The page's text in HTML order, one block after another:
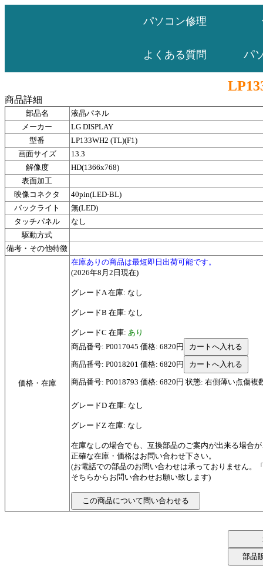
パソコン修理
よくある質問 パ
商品詳細
部品名
液晶パネル
メーカー
LG DISPLAY
型番
LP133WH2 (TL)(F1)
画面サイズ
13.3
解像度
HD(1366x768)
表面加工
映像コネクタ
40pin(LED-BL)
バックライト
無(LED)
タッチパネル
なし
駆動方式
備考・その他特徴
価格・在庫
在庫ありの商品は最短即日出荷可能です。
(2026年8月2日現在)
グレードA 在庫: なし
グレードB 在庫: なし
グレードC 在庫: あり
商品番号: P0017045 価格: 6820円
商品番号: P0018201 価格: 6820円
商品番号: P0018793 価格: 6820円 状態: 右側薄い点傷複
グレードD 在庫: なし
グレードZ 在庫: なし
在庫なしの場合でも、互換部品のご案内が出来る場合
正確な在庫・価格はお問い合わせ下さい。
(お電話での部品のお問い合わせは承っておりません。
そちらからお問い合わせお願い致します)